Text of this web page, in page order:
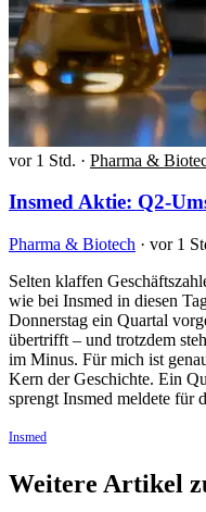
vor 1 Std. · Pharma &
Insmed Aktie: Q2-
Pharma & Biotech · vor 1
Selten klaffen
wie bei Insmed in diesen
Donnerstag ein Quartal
übertrifft – und trotzdem
im Minus. Für mich ist
Kern der Geschichte. Ein
sprengt Insmed meldete für
Insmed
Weitere Artikel